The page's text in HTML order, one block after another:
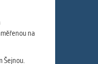
na
Šejnou.